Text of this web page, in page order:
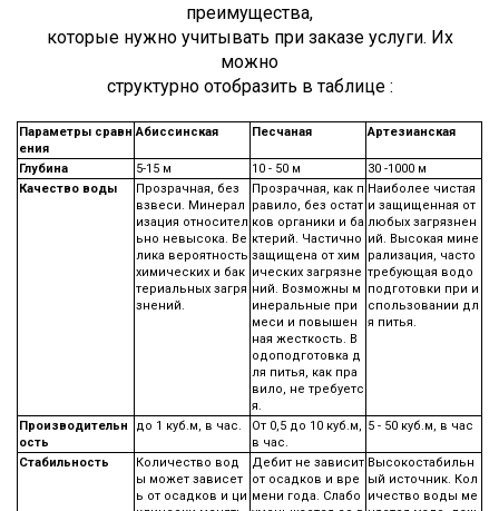
преимущества,
которые нужно учитывать при заказе услуги. Их
можно
структурно отобразить в таблице :
Параметры сравн
ения
Абиссинская Песчаная Артезианская
Глубина 5-15 м 10 - 50 м
30 -1000 м
Качество воды
Прозрачная, без
взвеси. Минерал
изация относител
ьно невысока. Ве
лика вероятность
химических и бак
териальных загря
знений.
Прозрачная, как п
равило, без остат
ков органики и ба
ктерий. Частично
защищена от хим
ических загрязне
ний. Возможны м
инеральные при
меси и повышен
ная жесткость. В
одоподготовка д
ля питья, как пра
вило, не требуетс
я.
Наиболее чистая
и защищенная от
любых загрязнен
ий. Высокая мине
рализация, часто
требующая водо
подготовки при и
спользовании дл
я питья.
Производительн
ость
до 1 куб.м, в час.
От 0,5 до 10 куб.м,
в час.
5 - 50 куб.м, в час
Стабильность
Количество вод
ы может зависет
ь от осадков и ци
Дебит не зависит
от осадков и вре
мени года. Слабо
Высокостабильн
ый источник. Кол
ичество воды ме